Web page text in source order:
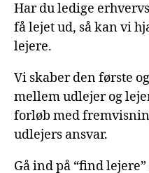
Har du ledige
få lejet ud, så kan vi
lejere.
Vi skaber den første
mellem udlejer og
forløb med
udlejers ansvar.
Gå ind på “find